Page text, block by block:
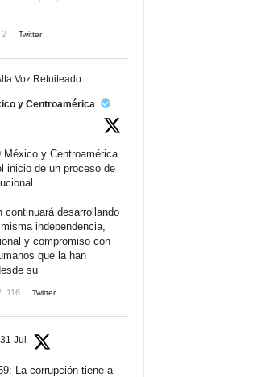
2 Twitter
Voz Retuiteado
y Centroamérica
México y Centroamérica
inicio de un proceso de
continuará desarrollando
independencia,
y compromiso con
que la han
su
116 Twitter
31 Jul
: La corrupción tiene a